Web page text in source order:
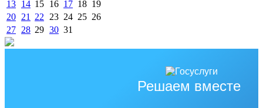
13 14 15 16 17 18 19
20 21 22 23 24 25 26
27 28 29 30 31
Решаем вместе